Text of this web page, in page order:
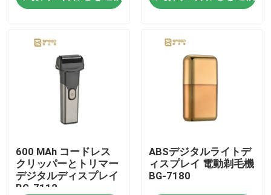
品質管理
ニュース
プロの髪を切断機
再充電可能な髪を切断機
600 MAh コードレス
クリッパーとトリマー
デジタルディスプレイ
BG-7112
ABSデジタルライトデ
ィスプレイ 電動剃毛機
BG-7180